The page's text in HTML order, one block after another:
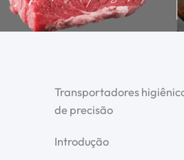
Transportadores
de precisão
Introdução